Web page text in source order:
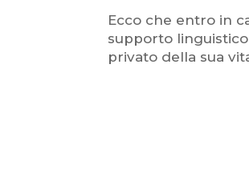
Ecco che entro in
supporto
privato della sua